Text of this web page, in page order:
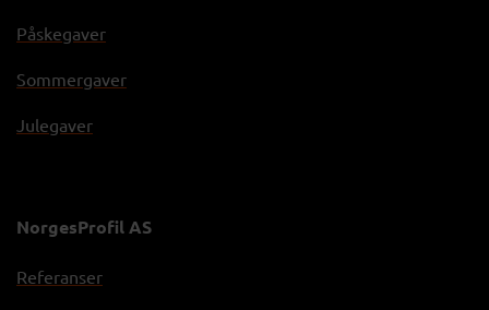
Påskegaver
Sommergaver
Julegaver
NorgesProfil AS
Referanser